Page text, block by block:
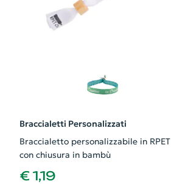
Braccialetti Personalizzati
Braccialetto personalizzabile in RPET
con chiusura in bambù
€ 1,19